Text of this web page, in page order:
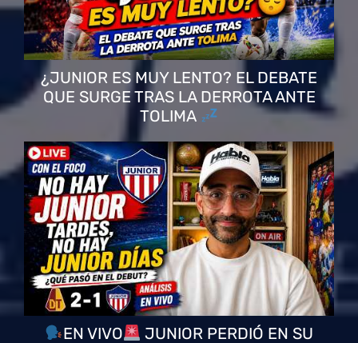
¿JUNIOR ES MUY LENTO? EL DEBATE
QUE SURGE TRAS LA DERROTA ANTE
TOLIMA
EN VIVO JUNIOR PERDIÓ EN SU